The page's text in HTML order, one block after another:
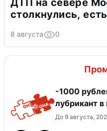
ДТП на севере
столкнулись,
8 августа 0
-1000
лубрикант
До 9 августа,